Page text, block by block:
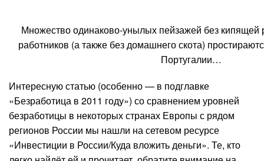
Множество одинаково-унылых пейзажей без
работников (а также без домашнего скота)
Португалии…
Интересную статью (особенно — в подглавке
«Безработица в 2011 году») со сравнением уровней
безработицы в некоторых странах Европы с рядом
регионов России мы нашли на сетевом ресурсе
«Инвестиции в России/Куда вложить деньги». Те, кто